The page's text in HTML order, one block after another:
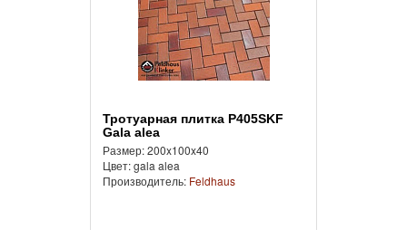
Тротуарная плитка P405SKF
Gala alea
Размер: 200x100x40
Цвет: gala alea
Производитель: Feldhaus